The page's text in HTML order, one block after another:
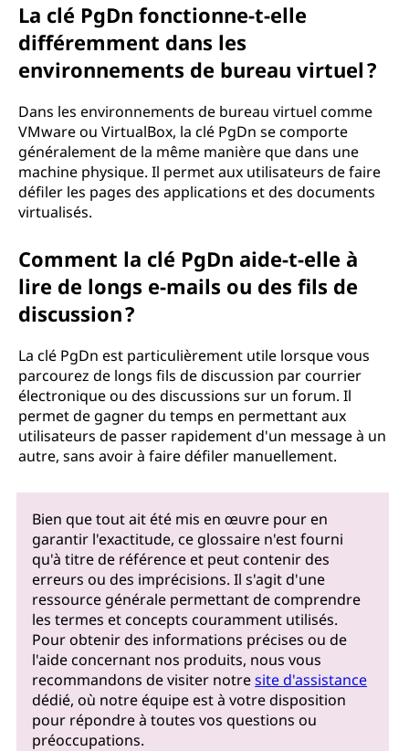
La clé PgDn fonctionne-t-elle
différemment dans les
environnements de bureau virtuel ?
Dans les environnements de bureau virtuel comme
VMware ou VirtualBox, la clé PgDn se comporte
généralement de la même manière que dans une
machine physique. Il permet aux utilisateurs de faire
défiler les pages des applications et des documents
virtualisés.
Comment la clé PgDn aide-t-elle à
lire de longs e-mails ou des fils de
discussion ?
La clé PgDn est particulièrement utile lorsque vous
parcourez de longs fils de discussion par courrier
électronique ou des discussions sur un forum. Il
permet de gagner du temps en permettant aux
utilisateurs de passer rapidement d'un message à un
autre, sans avoir à faire défiler manuellement.
Bien que tout ait été mis en œuvre pour en
garantir l'exactitude, ce glossaire n'est fourni
qu'à titre de référence et peut contenir des
erreurs ou des imprécisions. Il s'agit d'une
ressource générale permettant de comprendre
les termes et concepts couramment utilisés.
Pour obtenir des informations précises ou de
l'aide concernant nos produits, nous vous
recommandons de visiter notresite d'assistance
dédié, où notre équipe est à votre disposition
pour répondre à toutes vos questions ou
préoccupations.